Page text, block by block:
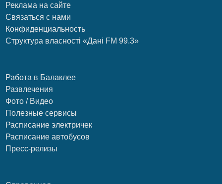
Реклама на сайте
Связаться с нами
Конфиденциальность
Структура власності «Дані FM 99.3»
Работа в Балаклее
Развлечения
Фото / Видео
Полезные сервисы
Расписание электричек
Расписание автобусов
Пресс-релизы